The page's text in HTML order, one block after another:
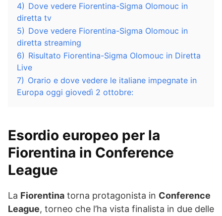
4) Dove vedere Fiorentina-Sigma Olomouc in
diretta tv
5) Dove vedere Fiorentina-Sigma Olomouc in
diretta streaming
6) Risultato Fiorentina-Sigma Olomouc in Diretta
Live
7) Orario e dove vedere le italiane impegnate in
Europa oggi giovedì 2 ottobre:
Esordio europeo per la
Fiorentina in Conference
League
La Fiorentina torna protagonista in Conference
League, torneo che l’ha vista finalista in due delle